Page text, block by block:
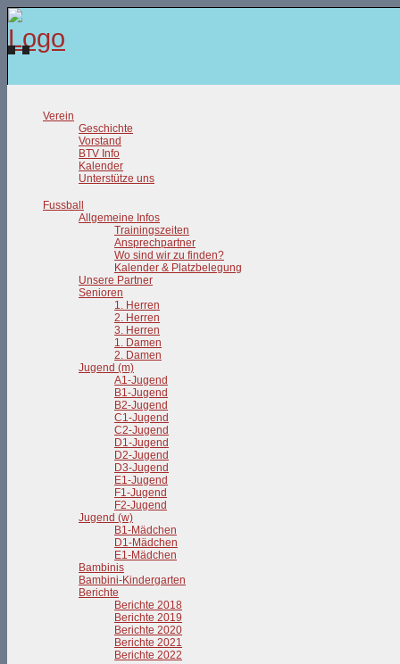
Verein
Geschichte
Vorstand
BTV Info
Kalender
Unterstütze uns
Fussball
Allgemeine Infos
Trainingszeiten
Ansprechpartner
Wo sind wir zu finden?
Kalender & Platzbelegung
Unsere Partner
Senioren
1. Herren
2. Herren
3. Herren
1. Damen
2. Damen
Jugend (m)
A1-Jugend
B1-Jugend
B2-Jugend
C1-Jugend
C2-Jugend
D1-Jugend
D2-Jugend
D3-Jugend
E1-Jugend
F1-Jugend
F2-Jugend
Jugend (w)
B1-Mädchen
D1-Mädchen
E1-Mädchen
Bambinis
Bambini-Kindergarten
Berichte
Berichte 2018
Berichte 2019
Berichte 2020
Berichte 2021
Berichte 2022